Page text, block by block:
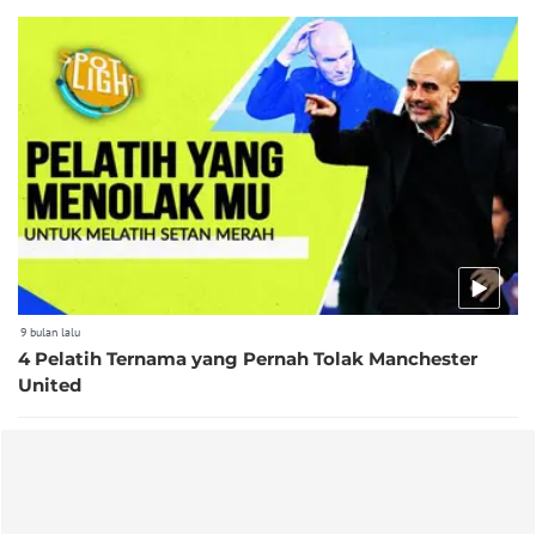
9 bulan lalu
4 Pelatih Ternama yang Pernah Tolak Manchester
United